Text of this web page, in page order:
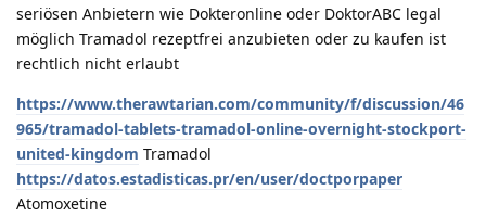
seriösen Anbietern wie Dokteronline oder DoktorABC legal
möglich Tramadol rezeptfrei anzubieten oder zu kaufen ist
rechtlich nicht erlaubt
https://www.therawtarian.com/community/f/discussion/46
965/tramadol-tablets-tramadol-online-overnight-stockport-
united-kingdom Tramadol
https://datos.estadisticas.pr/en/user/doctporpaper
Atomoxetine